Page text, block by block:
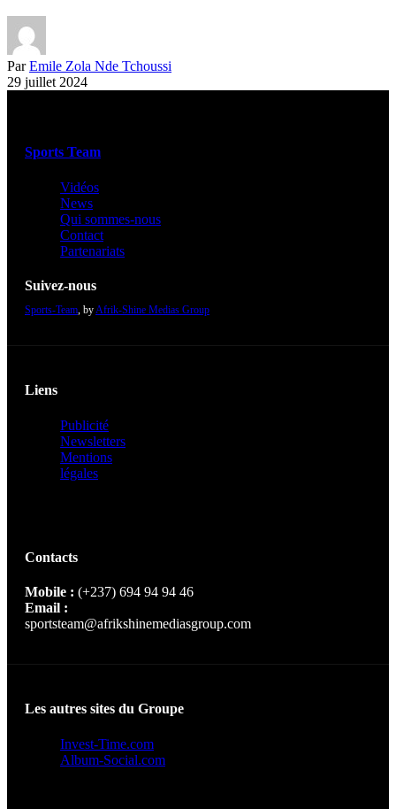
Par Emile Zola Nde Tchoussi
29 juillet 2024
Sports Team
Vidéos
News
Qui sommes-nous
Contact
Partenariats
Suivez-nous
Sports-Team, byAfrik-Shine Medias Group
Liens
Publicité
Newsletters
Mentions
légales
Contacts
Mobile : (+237) 694 94 94 46
Email :
sportsteam@afrikshinemediasgroup.com
Les autres sites du Groupe
Invest-Time.com
Album-Social.com